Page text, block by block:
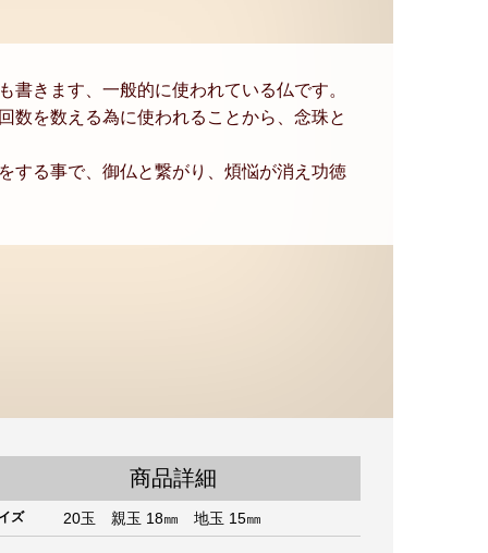
書きます、一般的に使われている仏です。
数を数える為に使われることから、念珠と
する事で、御仏と繋がり、煩悩が消え功徳
商品詳細
ズ 20玉 親玉 18㎜ 地玉 15㎜